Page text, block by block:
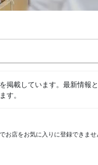
掲載しています。最新情報
す。
店をお気に入りに登録できませ